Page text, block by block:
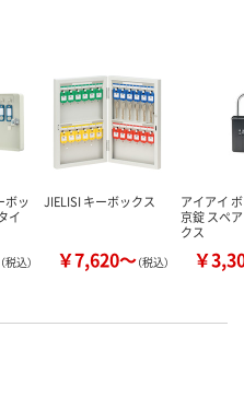
ボッ
イ
（税込）
JIELISI キーボックス
￥7,620～（税込）
アイアイ
京錠 スペ
クス
￥